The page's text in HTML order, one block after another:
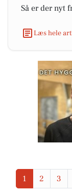
Så er der nyt
Læs hele
1 2 3